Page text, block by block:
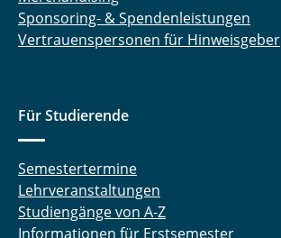
Sponsoring- & Spendenleistungen
Vertrauenspersonen für Hinweisgeber
Für Studierende
Semestertermine
Lehrveranstaltungen
Studiengänge von A-Z
Informationen für Erstsemester